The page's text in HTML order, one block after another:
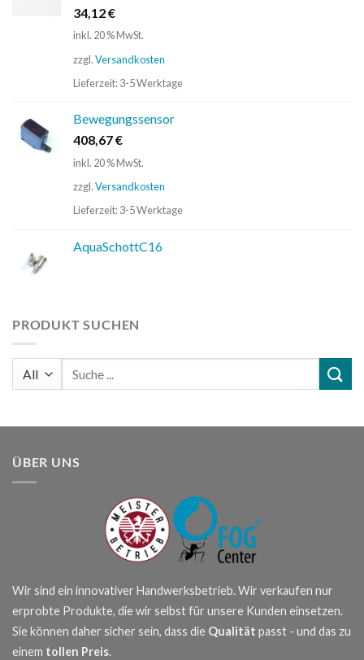
34,12€
inkl. 20 % MwSt.
zzgl.Versandkosten
Lieferzeit:3-5 Werktage
Bewegungssensor
408,67€
inkl. 20 % MwSt.
zzgl.Versandkosten
Lieferzeit:3-5 Werktage
AquaSchottC16
PRODUKT SUCHEN
Suchen
nach:
ÜBER UNS
Wir sind ein innovativer Handwerksbetrieb. Wir verkaufen nur
erprobte Produkte, die wir selbst für unsere Kunden einsetzen.
Sie können daher sicher sein, dass die Qualität passt - und das zu
einem tollen Preis.